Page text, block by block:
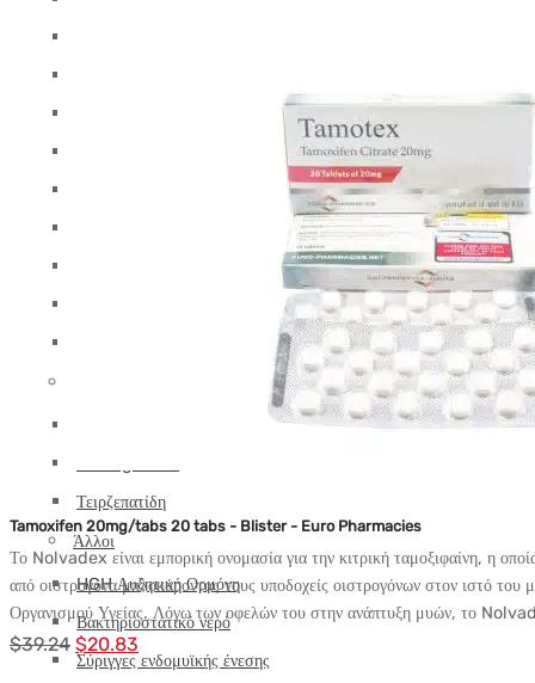
Τειρζεπατίδη
Άλλοι
HGH Αυξητική Ορμόνη
Βακτηριοστατικό νερό
Σύριγγες ενδομυϊκής ένεσης
Tamoxifen 20mg/tabs 20 tabs - Blister - Euro Pharmacies
Το Nolvadex είναι εμπορική ονομασία για την κιτρική ταμοξιφαίνη, η
από οιστρογόνα μπλοκάροντας τους υποδοχείς οιστρογόνων στον ιστό
Οργανισμού Υγείας. Λόγω των οφελών του στην ανάπτυξη μυών, το
$39.24 Αρχική
$20.83